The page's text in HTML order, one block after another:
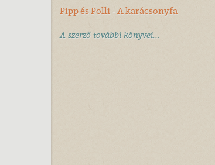
Pipp és Polli - A karácsonyfa
A szerző további könyvei...